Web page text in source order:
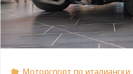
Моторспорт по италиански